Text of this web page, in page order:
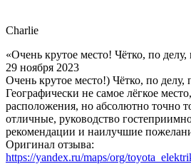
Charlie
«Очень крутое место! Чётко, по
29 ноября 2023
Очень крутое место!) Чётко, по делу,
Географически не самое лёгкое
расположения, но абсолютно точно
отличные, руководство
рекомендации и наилучшие
Оригинал отзыва:
https://yandex.ru/maps/org/